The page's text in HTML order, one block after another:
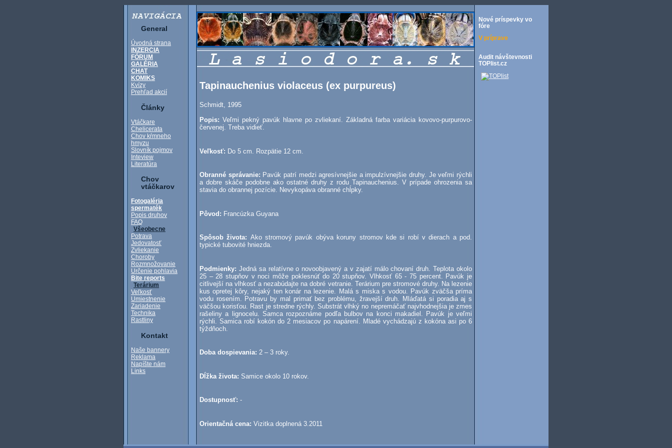
General
Úvodná strana
INZERCIA
FÓRUM
GALÉRIA
CHAT
KOMIKS
Kvízy
Prehľad akcií
Články
Vtáčkare
Chelicerata
Chov kŕmneho
hmyzu
Slovník pojmov
Inteview
Literatúra
Chov
vtáčkarov
Fotogaléria
spermaték
Popis druhov
FAQ
Všeobecne
Potrava
Jedovatosť
Zvliekanie
Choroby
Rozmnožovanie
Určenie pohlavia
Bite reports
Terárium
Veľkosť
Umiestnenie
Zariadenie
Technika
Rastliny
Kontakt
Naše bannery
Reklama
Napíšte nám
Links
Tapinauchenius violaceus (ex purpureus)
Schmidt, 1995
Popis: Veľmi pekný pavúk hlavne po zvliekaní. Základná farba variácia kovovo-purpurovo-
červenej. Treba vidieť.
Veľkosť: Do 5 cm. Rozpätie 12 cm.
Obranné správanie: Pavúk patrí medzi agresívnejšie a impulzívnejšie druhy. Je veľmi rýchli
a dobre skáče podobne ako ostatné druhy z rodu Tapinauchenius. V prípade ohrozenia sa
stavia do obrannej pozície. Nevykopáva obranné chĺpky.
Pôvod: Francúzka Guyana
Spôsob života: Ako stromový pavúk obýva koruny stromov kde si robí v dierach a pod.
typické tubovité hniezda.
Podmienky: Jedná sa relatívne o novoobjavený a v zajatí málo chovaní druh. Teplota okolo
25 – 28 stupňov v noci môže poklesnúť do 20 stupňov. Vlhkosť 65 - 75 percent. Pavúk je
citlivejší na vlhkosť a nezabúdajte na dobré vetranie. Terárium pre stromové druhy. Na lezenie
kus opretej kôry, nejaký ten konár na lezenie. Malá s miska s vodou. Pavúk zväčša príma
vodu rosením. Potravu by mal primať bez problému, žravejší druh. Mláďatá si poradia aj s
väčšou korisťou. Rast je stredne rýchly. Substrát vlhký no nepremáčať najvhodnejšia je zmes
rašeliny a lignocelu. Samca rozpoznáme podľa bulbov na konci makadiel. Pavúk je veľmi
rýchli. Samica robí kokón do 2 mesiacov po napárení. Mladé vychádzajú z kokóna asi po 6
týždňoch.
Doba dospievania: 2 – 3 roky.
Dĺžka života: Samice okolo 10 rokov.
Dostupnosť: -
Orientačná cena: Vizitka doplnená 3.2011
Nové príspevky vo
fóre
V príprave
Audit návštevnosti
TOPlist.cz